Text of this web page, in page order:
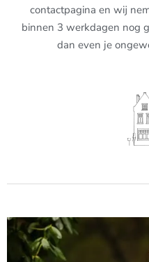
contactpagina en wij
binnen 3 werkdagen nog
dan even je